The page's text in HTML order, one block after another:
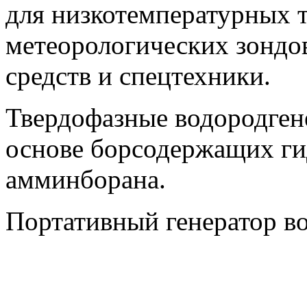
для низкотемпературных
метеорологических
средств и спецтехники.
Твердофазные
основе борсодержащих
амминборана.
Портативный генератор